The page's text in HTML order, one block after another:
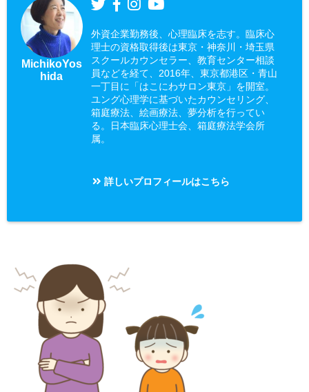
MichikoYos
hida
外資企業勤務後、心理臨床を志す。臨床心
理士の資格取得後は東京・神奈川・埼玉県
スクールカウンセラー、教育センター相談
員などを経て、2016年、東京都港区・青山
一丁目に「はこにわサロン東京」を開室。
ユング心理学に基づいたカウンセリング、
箱庭療法、絵画療法、夢分析を行ってい
る。日本臨床心理士会、箱庭療法学会所
属。
詳しいプロフィールはこちら